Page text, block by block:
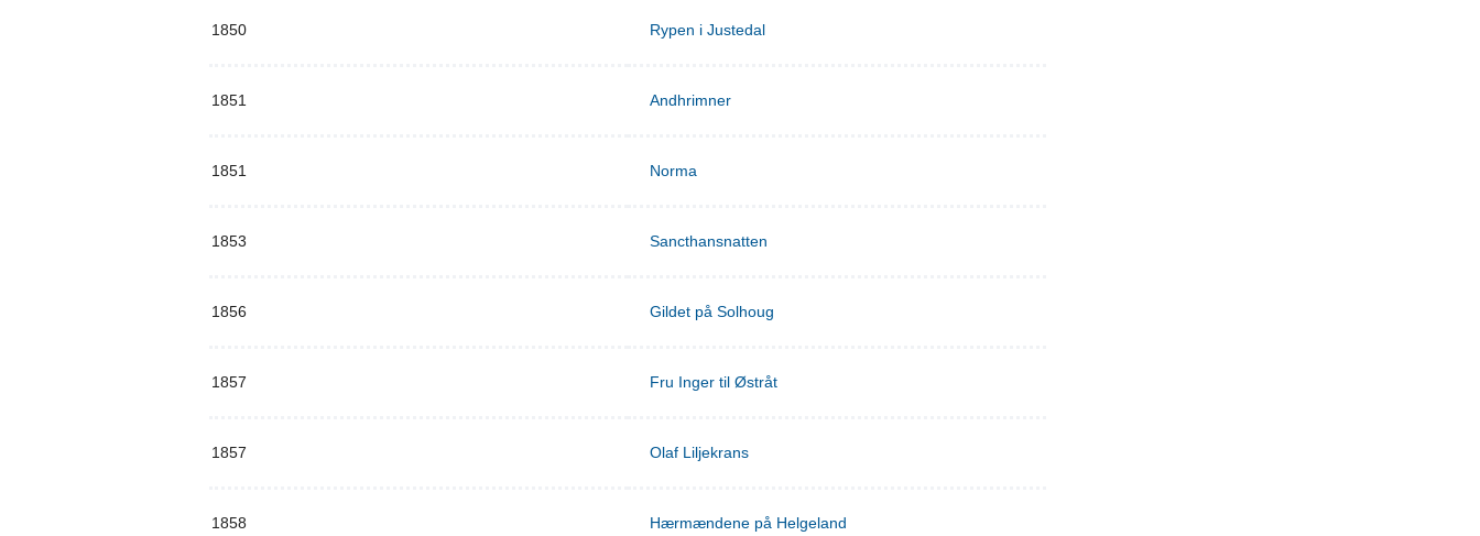
1850 Rypen i Justedal
1851 Andhrimner
1851 Norma
1853 Sancthansnatten
1856 Gildet på Solhoug
1857 Fru Inger til Østråt
1857 Olaf Liljekrans
1858 Hærmændene på Helgeland